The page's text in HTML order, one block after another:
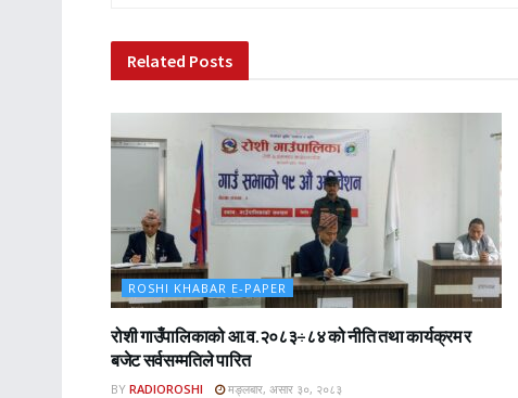
Related Posts
ROSHI KHABAR E-PAPER
रोशी गाउँपालिकाको आ.व.२०८३÷८४ को नीति तथा कार्यक्रम र
बजेट सर्वसम्मतिले पारित
BY RADIOROSHI मङ्लबार, असार ३०, २०८३